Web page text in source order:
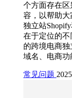
个方面存在
容，以帮助大
独立站
在于定位的不
的跨境电商独
域名、电商
常见问题